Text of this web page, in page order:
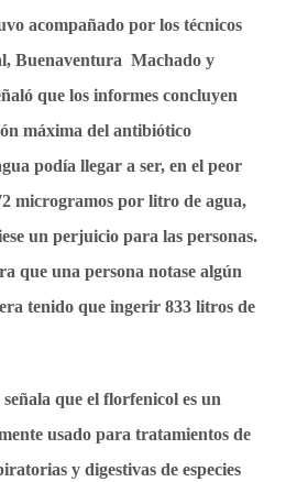
acompañado por los técnicos
Buenaventura Machado y
que los informes concluyen
máxima del antibiótico
podía llegar a ser, en el peor
microgramos por litro de agua,
un perjuicio para las personas.
que una persona notase algún
tenido que ingerir 833 litros de
que el florfenicol es un
usado para tratamientos de
y digestivas de especies